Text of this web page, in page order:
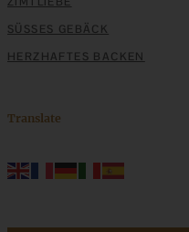
SÜSSES GEBÄCK
HERZHAFTES BACKEN
Translate